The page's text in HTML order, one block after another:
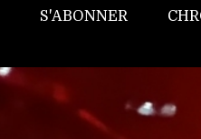
S'ABONNER